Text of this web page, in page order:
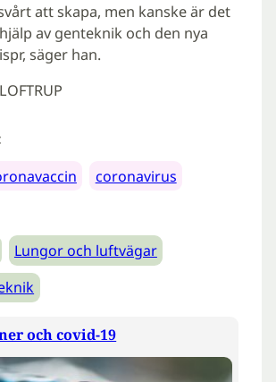
att skapa, men kanske är det
av genteknik och den nya
säger han.
coronavirus
Lungor och luftvägar
och covid-19